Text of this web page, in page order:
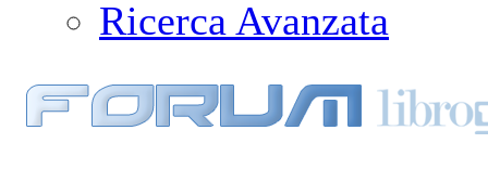
Ricerca Avanzata